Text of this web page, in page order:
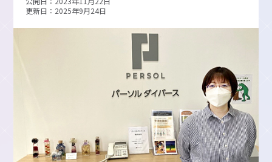
更新日：2025年9月24日